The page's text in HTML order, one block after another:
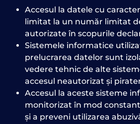
Accesul la datele cu
limitat la un număr limitat
autorizate în scopurile
Sistemele informatice
prelucrarea datelor sunt
vedere tehnic de alte
accesul neautorizat și
Accesul la aceste sisteme
monitorizat în mod
și a preveni utilizarea